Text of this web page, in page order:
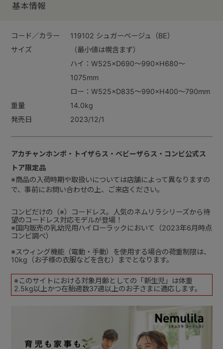
基本情報
コード／カラー
119102 シュガーベージュ（BE）
サイズ
（最小値は幌含まず）
ハイ：W525×D690～990×H680～
1075mm
ロー：W525×D835～990×H400～790mm
重量
14.0kg
発売日
2023/12/1
アカチャンホンポ・トイザらス・ベビーザらス・コンビ公式ス
トア限定品
※商品の入荷時期や取扱いについては店舗によって異なりますの
で、事前にお問い合わせの上、ご来店ください。
コンビだけの（※）コードレス。人気のネムリラシリーズから待
望のコードレス対応モデルが登場！
※国内販売の乳幼児用ハイローラックにおいて（2023年6月時点
コンビ調べ）
※スウィング機能（電動・手動）を使用する場合の荷重制限は、
10kg（お子様の衣服などを含む）までとなります。
※このサイトにおける対象月齢としての「新生児」は体重
2.5kg以上かつ在胎週数37週以上のお子さまに適応します。